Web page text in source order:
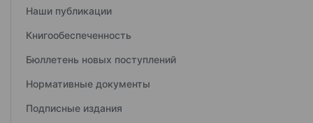
Наши публикации
Книгообеспеченность
Бюллетень новых поступлений
Нормативные документы
Подписные издания